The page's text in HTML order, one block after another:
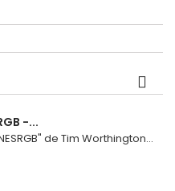
-...
de Tim Worthington...